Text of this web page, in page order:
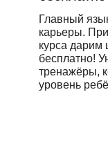
Главный
карьеры. При
курса дарим
бесплатно!
тренажёры,
уровень